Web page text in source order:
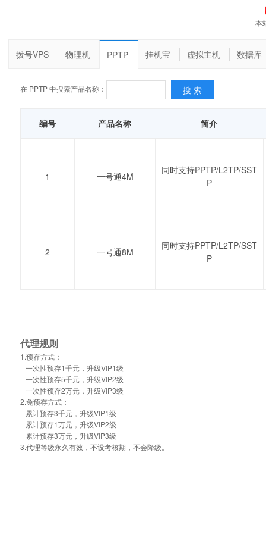
本
拨号VPS 物理机 PPTP 挂机宝 虚拟主机 数据库
在 PPTP 中搜索产品名称：
编号 产品名称 简介
1 一号通4M
同时支持PPTP/L2TP/SST
P
2 一号通8M
同时支持PPTP/L2TP/SST
P
代理规则
1.预存方式：
一次性预存1千元，升级VIP1级
一次性预存5千元，升级VIP2级
一次性预存2万元，升级VIP3级
2.免预存方式：
累计预存3千元，升级VIP1级
累计预存1万元，升级VIP2级
累计预存3万元，升级VIP3级
3.代理等级永久有效，不设考核期，不会降级。